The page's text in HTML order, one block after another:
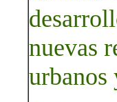
nuevas
urbanos